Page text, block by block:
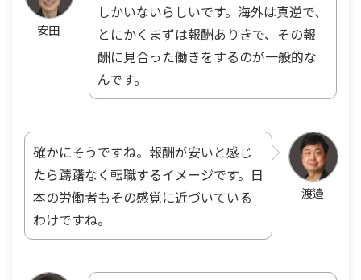
安田
しかいないらしいです。海外は真逆で、
とにかくまずは報酬ありきで、その報
酬に見合った働きをするのが一般的な
んです。
渡邉
確かにそうですね。報酬が安いと感じ
たら躊躇なく転職するイメージです。日
本の労働者もその感覚に近づいている
わけですね。